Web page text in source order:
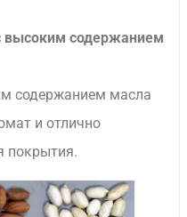
высоким содержанием
содержанием масла
и отлично
покрытия.